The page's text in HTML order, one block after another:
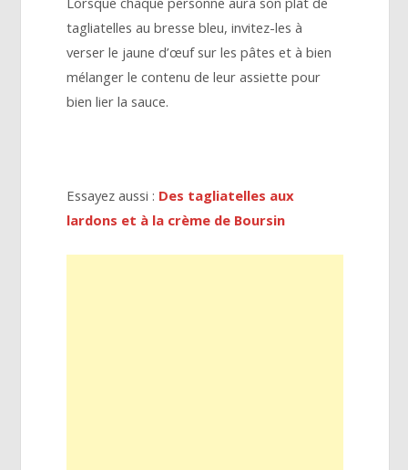
tagliatelles au bresse bleu, invitez-les à
verser le jaune d’œuf sur les pâtes et à bien
mélanger le contenu de leur assiette pour
bien lier la sauce.
Essayez aussi : Des tagliatelles aux
lardons et à la crème de Boursin